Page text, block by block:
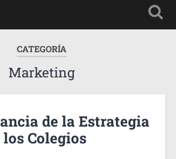
CATEGORÍA
Marketing
de la Estrategia
Colegios